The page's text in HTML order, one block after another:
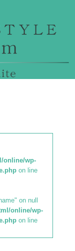
online/wp-
on line
on null
online/wp-
on line